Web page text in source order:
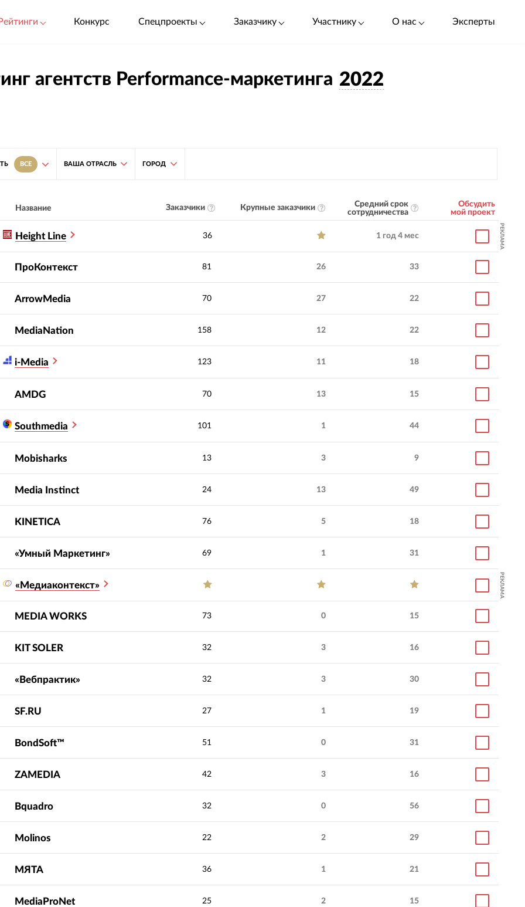
Конкурс Спецпроекты Заказчику Участнику О нас Эксперты
настройка
от клика до
структуры каталога, on-
с ссылочной массой.
оптимизация, построение
плотная работа с отделом
продаж клиента.
CRM маркетинг,
таргетированная
динамический
ремаркетинг,
реклама,
агентств Performance-маркетинга 2022
ВСЕ ВАША ОТРАСЛЬ ГОРОД
Название Заказчики Крупные заказчики
Средний срок
сотрудничества
Обсудить
мой проект
Height Line 36 1 год 4 мес РЕКЛАМА
ПроКонтекст 81 26 33
ArrowMedia 70 27 22
MediaNation 158 12 22
i-Media 123 11 18
AMDG 70 13 15
Southmedia 101 1 44
Mobisharks 13 3 9
Media Instinct 24 13 49
KINETICA 76 5 18
«Умный Маркетинг» 69 1 31
«Медиаконтекст» РЕКЛАМА
MEDIA WORKS 73 0 15
KIT SOLER 32 3 16
«Вебпрактик» 32 3 30
SF.RU 27 1 19
BondSoft™ 51 0 31
ZAMEDIA 42 3 16
Bquadro 32 0 56
Molinos 22 2 29
МЯТА 36 1 21
MediaProNet 25 2 15